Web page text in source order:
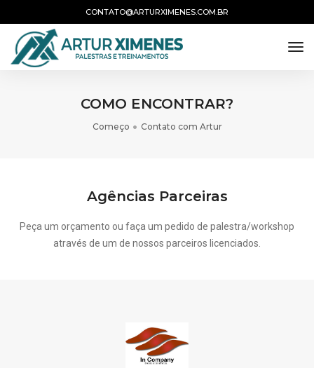
CONTATO@ARTURXIMENES.COM.BR
COMO ENCONTRAR?
Começo Contato com Artur
Agências Parceiras
Peça um orçamento ou faça um pedido de palestra/workshop
através de um de nossos parceiros licenciados.